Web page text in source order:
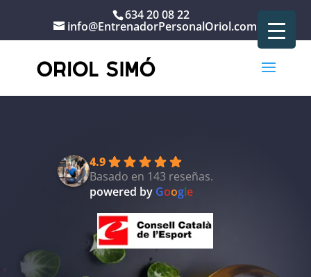
634 20 08 22
info@EntrenadorPersonalOriol.com
»Servicios»Nutrición Personalizada
4.9
Basado en 143 reseñas.
powered by Google